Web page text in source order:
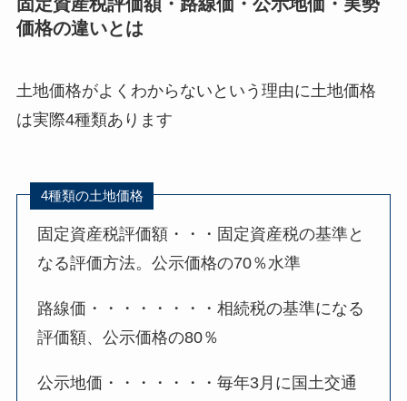
価格の違いとは
土地価格がよくわからないという理由に土地価格
は実際4種類あります
4種類の土地価格
固定資産税評価額・・・固定資産税の基準と
なる評価方法。公示価格の70％水準
路線価・・・・・・・・相続税の基準になる
評価額、公示価格の80％
公示地価・・・・・・・毎年3月に国土交通